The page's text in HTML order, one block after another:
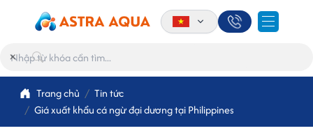
×
Trang chủ
Tin tức
Giá xuất khẩu cá ngừ đại dương tại Philippines